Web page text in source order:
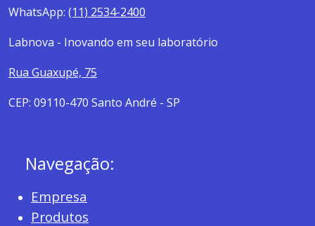
WhatsApp: (11) 2534-2400
Labnova - Inovando em seu laboratório
Rua Guaxupé, 75
CEP: 09110-470 Santo André - SP
Navegação:
Empresa
Produtos